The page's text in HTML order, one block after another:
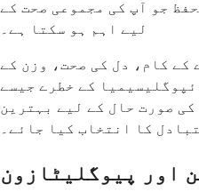
جو آپ کی مجموعی صحت کے
لیے اہم ہو سکتا ہے۔
کے کام، دل کی صحت، وزن کے
کے خطرے جیسے
صورت حال کے لیے بہترین
کا انتخاب کیا جائے۔
اور پیوگلیٹازون